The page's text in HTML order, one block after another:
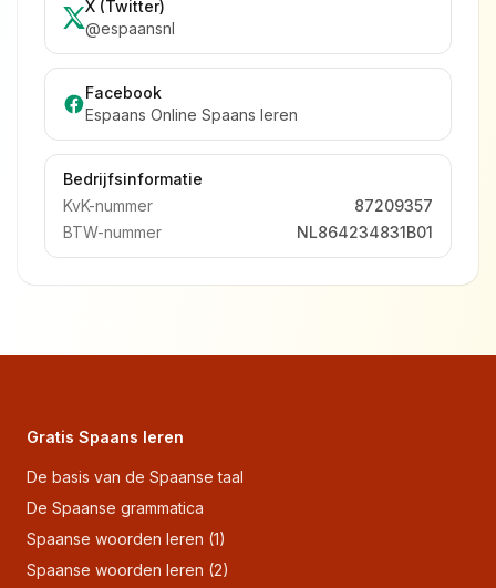
X (Twitter)
@espaansnl
Facebook
Espaans Online Spaans leren
Bedrijfsinformatie
KvK-nummer
87209357
BTW-nummer
NL864234831B01
Gratis Spaans leren
De basis van de Spaanse taal
De Spaanse grammatica
Spaanse woorden leren (1)
Spaanse woorden leren (2)